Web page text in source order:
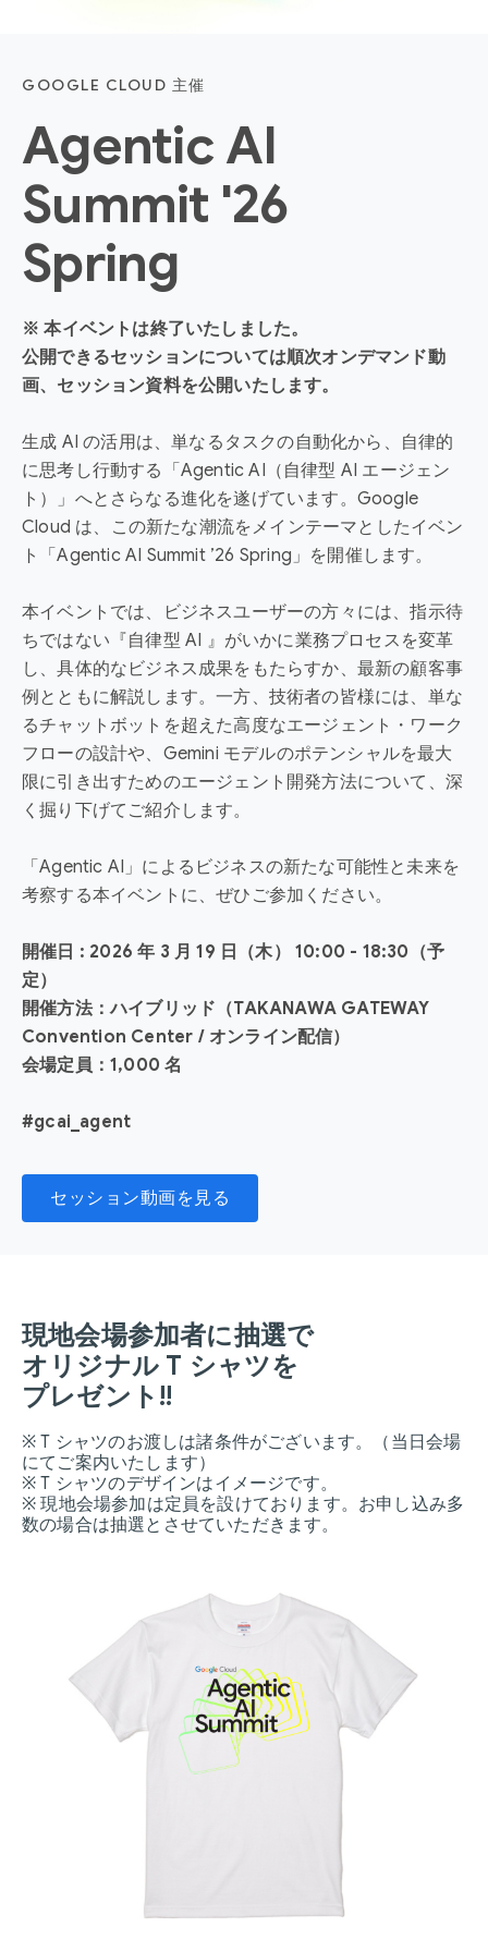
GOOGLE CLOUD 主催
Agentic AI
Summit '26
Spring
※ 本イベントは終了いたしました。
公開できるセッションについては順次オンデマンド動
画、セッション資料を公開いたします。
生成 AI の活用は、単なるタスクの自動化から、自律的
に思考し行動する「Agentic AI（自律型 AI エージェン
ト）」へとさらなる進化を遂げています。Google
Cloud は、この新たな潮流をメインテーマとしたイベン
ト「Agentic AI Summit ’26 Spring」を開催します。
本イベントでは、ビジネスユーザーの方々には、指示待
ちではない『自律型 AI 』がいかに業務プロセスを変革
し、具体的なビジネス成果をもたらすか、最新の顧客事
例とともに解説します。一方、技術者の皆様には、単な
るチャットボットを超えた高度なエージェント・ワーク
フローの設計や、Gemini モデルのポテンシャルを最大
限に引き出すためのエージェント開発方法について、深
く掘り下げてご紹介します。
「Agentic AI」によるビジネスの新たな可能性と未来を
考察する本イベントに、ぜひご参加ください。
開催日 : 2026 年 3 月 19 日（木） 10:00 - 18:30（予
定）
開催方法：ハイブリッド（TAKANAWA GATEWAY
Convention Center / オンライン配信）
会場定員：1,000 名
#gcai_agent
セッション動画を見る
現地会場参加者に抽選で
オリジナル T シャツを
プレゼント!!
※ T シャツのお渡しは諸条件がございます。（当日会場
にてご案内いたします）
※ T シャツのデザインはイメージです。
※ 現地会場参加は定員を設けております。お申し込み多
数の場合は抽選とさせていただきます。